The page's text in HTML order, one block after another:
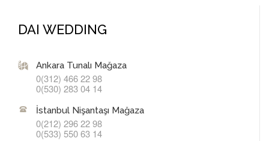
DAI WEDDING
Ankara Tunalı Mağaza
0(312) 466 22 98
0(530) 283 04 14
İstanbul Nişantaşı Mağaza
0(212) 296 22 98
0(533) 550 63 14